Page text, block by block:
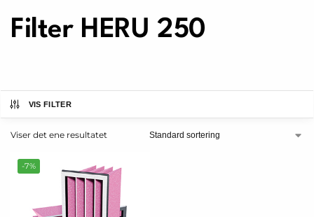
Filter HERU 250
VIS FILTER
Viser det ene resultatet
-7%